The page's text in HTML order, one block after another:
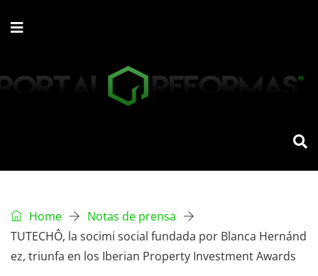
Home
Notas de prensa
TUTECHÔ, la socimi social fundada por Blanca Hernánd
ez, triunfa en los Iberian Property Investment Awards